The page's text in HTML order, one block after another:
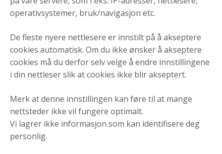
operativsystemer, bruk/navigasjon etc.
De fleste nyere nettlesere er innstilt på å akseptere
cookies automatisk. Om du ikke ønsker å akseptere
cookies må du derfor selv velge å endre innstillingene
i din nettleser slik at cookies ikke blir akseptert.
Merk at denne innstillingen kan føre til at mange
nettsteder ikke vil fungere optimalt.
Vi lagrer ikke informasjon som kan identifisere deg
personlig.